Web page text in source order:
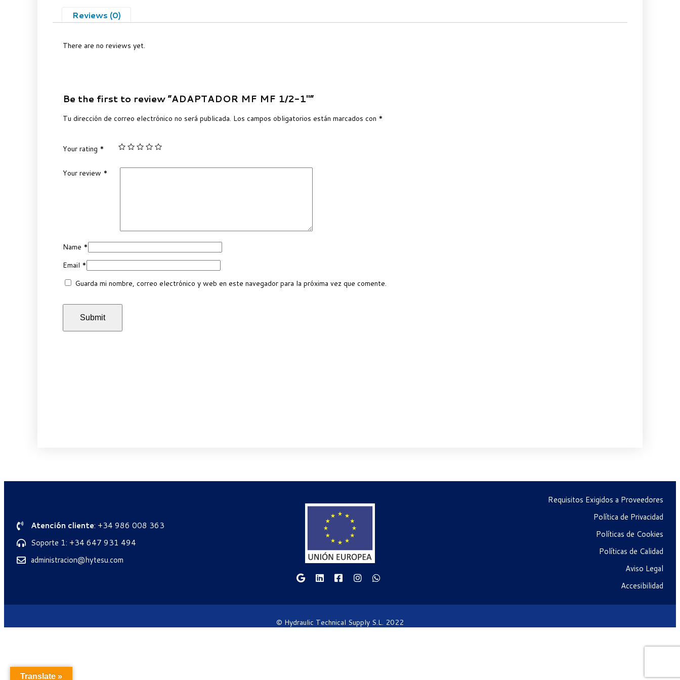
Reviews (0)
There are no reviews yet.
Be the first to review “ADAPTADOR MF MF 1/2-1″”
Tu dirección de correo electrónico no será publicada. Los campos obligatorios están marcados con *
Your rating *
Your review *
Name *
Email *
Guarda mi nombre, correo electrónico y web en este navegador para la próxima vez que comente.
Atención cliente: +34 986 008 363
Soporte 1: +34 647 931 494
administracion@hytesu.com
Requisitos Exigidos a Proveedores
Política de Privacidad
Políticas de Cookies
Políticas de Calidad
Aviso Legal
Accesibilidad
© Hydraulic Technical Supply S.L. 2022
Translate »